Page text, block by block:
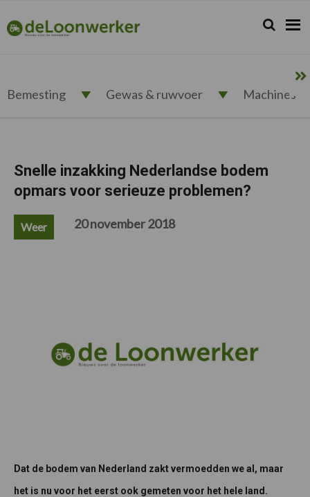
de
hoofdnavigatie
de
hoofd
de
eerste
de
voettekst
deloonwerker.nl Zoeken...
Zoek
Bemesting Gewas & ruwvoer Machines
Snelle inzakking Nederlandse bodem
opmars voor serieuze problemen?
Weer 20 november 2018
Dat de bodem van Nederland zakt vermoedden we al, maar
het is nu voor het eerst ook gemeten voor het hele land.